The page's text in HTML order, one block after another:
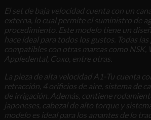
El set de baja velocidad cuenta con un
externa, lo cual permite el suministro de
procedimiento. Este modelo tiene un
hace ideal para todos los gustos. Todas
compatibles con otras marcas como NSK,
Appledental, Coxo, entre otras.
La pieza de alta velocidad A1-Tu cuenta
retracción, 4 orificios de aire, sistema de
de irrigación. Además, contiene
japoneses, cabezal de alto torque y
modelo es ideal para los amantes de lo